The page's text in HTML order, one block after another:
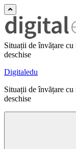
Situații de învățare cu
deschise
Digitaledu
Situații de învățare cu
deschise